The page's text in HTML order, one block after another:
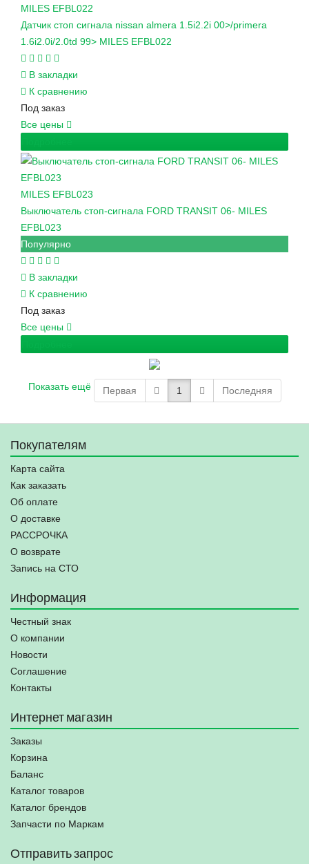
MILES EFBL022
Датчик стоп сигнала nissan almera 1.5i2.2i 00>/primera
1.6i2.0i/2.0td 99> MILES EFBL022
В закладки
К сравнению
Под заказ
Все цены
MILES EFBL023
Выключатель стоп-сигнала FORD TRANSIT 06- MILES
EFBL023
Популярно
В закладки
К сравнению
Под заказ
Все цены
Показать ещё Первая 1 Последняя
Покупателям
Карта сайта
Как заказать
Об оплате
О доставке
РАССРОЧКА
О возврате
Запись на СТО
Информация
Честный знак
О компании
Новости
Соглашение
Контакты
Интернет магазин
Заказы
Корзина
Баланс
Каталог товаров
Каталог брендов
Запчасти по Маркам
Отправить запрос